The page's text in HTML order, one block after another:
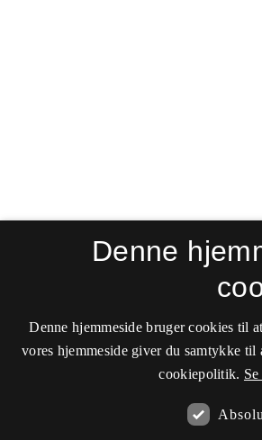
Denne
Denne hjemmeside bruger cookies til
vores hjemmeside giver du samtykke til
cookiepolitik.